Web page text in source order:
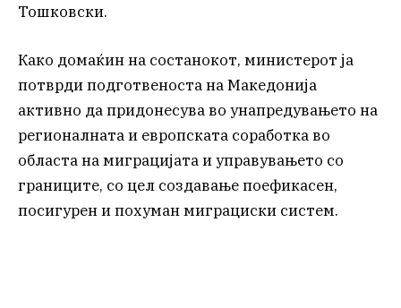
Тошковски.
Како домаќин на состанокот, министерот ја
потврди подготвеноста на Македонија
активно да придонесува во унапредувањето на
регионалната и европската соработка во
областа на миграцијата и управувањето со
границите, со цел создавање поефикасен,
посигурен и похуман миграциски систем.